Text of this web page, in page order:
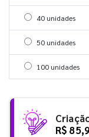
Selecionar 40
40 unidades
Selecionar 50
50 unidades
Selecionar 100
100 unidades
R$